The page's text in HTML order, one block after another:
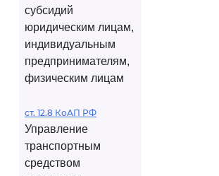
субсидий
юридическим лицам,
индивидуальным
предпринимателям,
физическим лицам
ст. 12.8 КоАП РФ
Управление
транспортным
средством